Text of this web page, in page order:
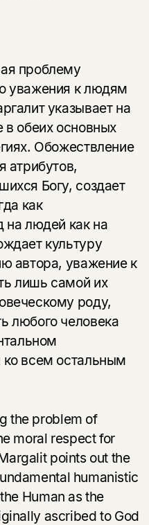
проблему
уважения к людям
указывает на
в обеих основных
Обожествление
атрибутов,
Богу, создает
как
на людей как на
культуру
автора, уважение к
лишь самой их
роду,
любого человека
всем остальным
the problem of
moral respect for
points out the
humanistic
Human as the
ascribed to God